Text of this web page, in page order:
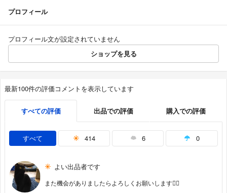
プロフィール
プロフィール文が設定されていません
ショップを見る
最新100件の評価コメントを表示しています
すべての評価 出品での評価 購入での評価
すべて 414 6 0
よい出品者です
また機会がありましたらよろしくお願いします🙂‍↕️